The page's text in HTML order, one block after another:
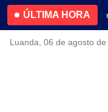
ÚLTIMA HORA
4.2% no
Luanda, 06 de agosto de